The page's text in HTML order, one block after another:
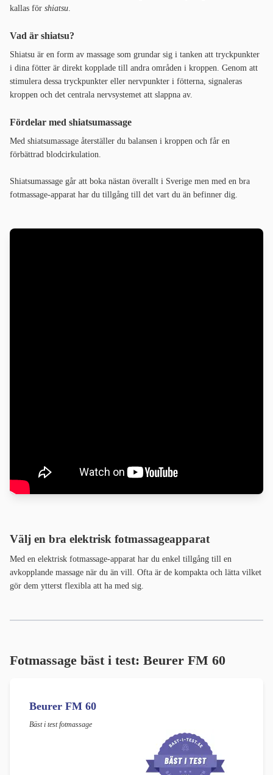
kallas för shiatsu
Vad är shiatsu?
Shiatsu är en form av massage som grundar sig i tanken att tryckpunkter
i dina fötter är direkt kopplade till andra områden i kroppen. Genom att
stimulera dessa tryckpunkter eller nervpunkter i fötterna, signaleras
kroppen och det centrala nervsystemet att slappna av.
Fördelar med shiatsumassage
Med shiatsumassage återställer du balansen i kroppen och får en
förbättrad blodcirkulation.
Shiatsumassage går att boka nästan överallt i Sverige men med en bra
fotmassage-apparat har du tillgång till det vart du än befinner dig.
Välj en bra elektrisk fotmassageapparat
Med en elektrisk fotmassage-apparat har du enkel tillgång till en
avkopplande massage när du än vill. Ofta är de kompakta och lätta vilket
gör dem ytterst flexibla att ha med sig.
Fotmassage bäst i test: Beurer FM 60
Beurer FM 60
Bäst i test fotmassage